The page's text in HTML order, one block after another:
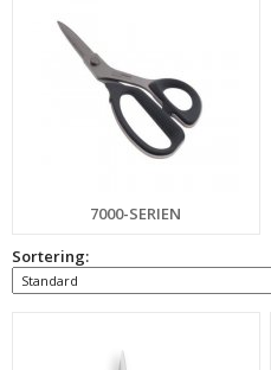
7000-SERIEN
Sortering: